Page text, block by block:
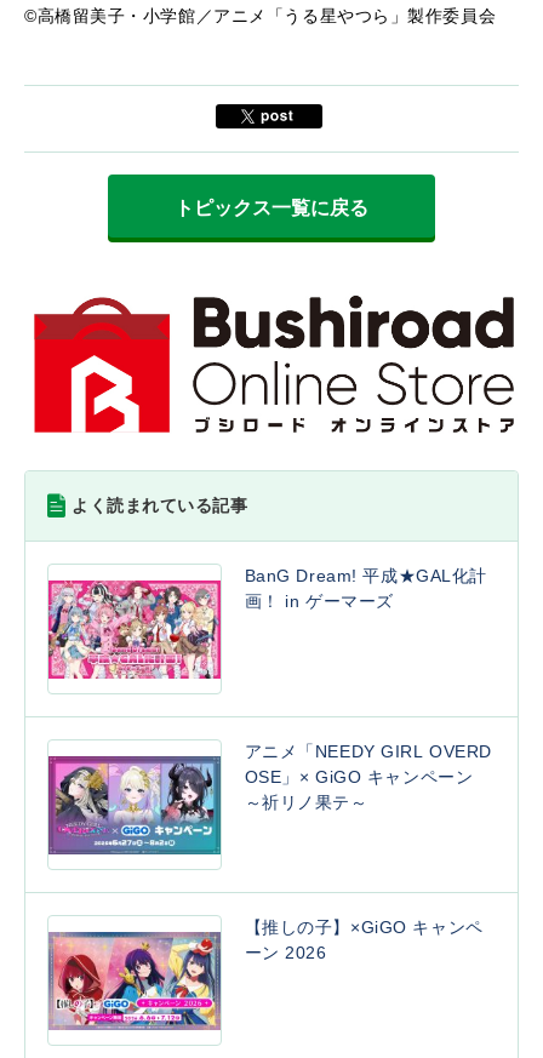
©高橋留美子・小学館／アニメ「うる星やつら」製作委員会
トピックス一覧に戻る
よく読まれている記事
BanG Dream! 平成★GAL化計
画！ in ゲーマーズ
アニメ「NEEDY GIRL OVERD
OSE」× GiGO キャンペーン
～祈リノ果テ～
【推しの子】×GiGO キャンペ
ーン 2026